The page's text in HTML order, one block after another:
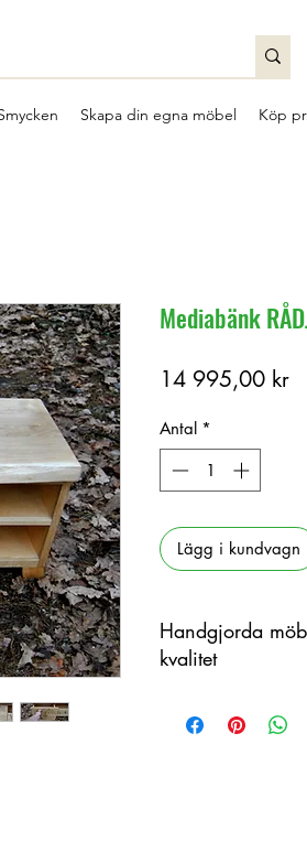
Skapa din egna möbel Köp
Mediabänk
14 995,00 kr
Antal *
Lägg i kundvagn
Handgjorda
kvalitet
organiskt material